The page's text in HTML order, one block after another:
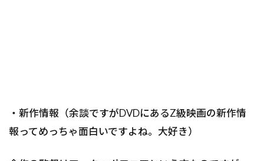
・新作情報（余談ですがDVDにあるZ級映画の新作情
報ってめっちゃ面白いですよね。大好き）